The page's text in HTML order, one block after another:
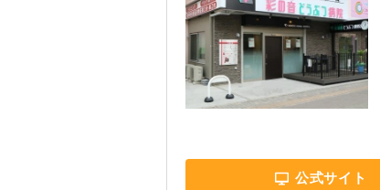
公式サイト